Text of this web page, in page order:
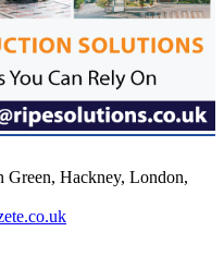
Green, Hackney, London,